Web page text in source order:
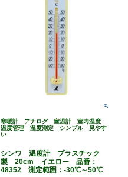
寒暖計 アナログ 室温計 室内温度
温度管理 温度測定 シンプル 見やす
い
シンワ 温度計 プラスチック
製 20cm イエロー 品番：
48352 測定範囲：-30℃～50℃